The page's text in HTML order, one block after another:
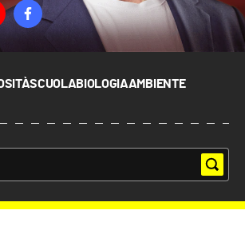
SCUOLABIOLOGIAAMBIENTE